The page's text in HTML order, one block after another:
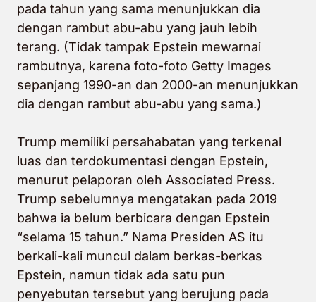
pada tahun yang sama menunjukkan dia
dengan rambut abu-abu yang jauh lebih
terang. (Tidak tampak Epstein mewarnai
rambutnya, karena foto-foto Getty Images
sepanjang 1990-an dan 2000-an menunjukkan
dia dengan rambut abu-abu yang sama.)
Trump memiliki persahabatan yang terkenal
luas dan terdokumentasi dengan Epstein,
menurut pelaporan oleh Associated Press.
Trump sebelumnya mengatakan pada 2019
bahwa ia belum berbicara dengan Epstein
“selama 15 tahun.” Nama Presiden AS itu
berkali-kali muncul dalam berkas-berkas
Epstein, namun tidak ada satu pun
penyebutan tersebut yang berujung pada